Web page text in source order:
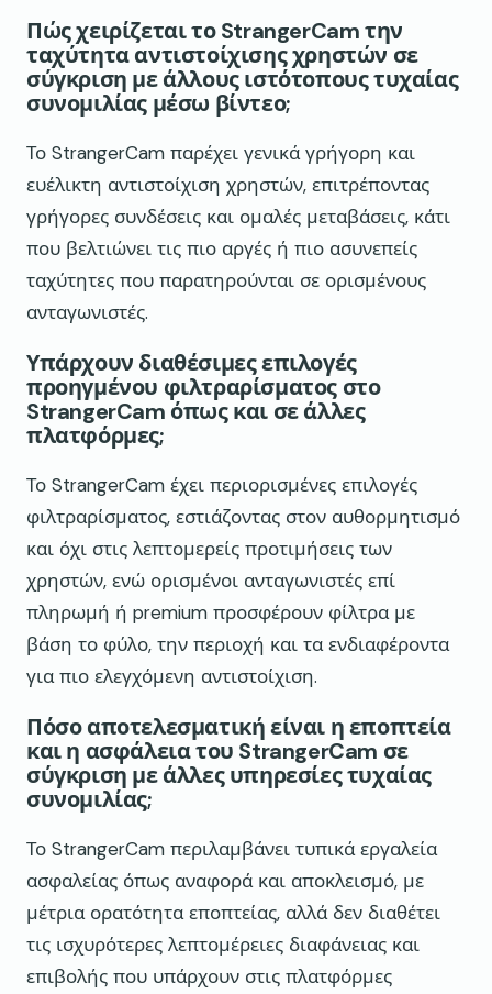
Πώς χειρίζεται το StrangerCam την
ταχύτητα αντιστοίχισης χρηστών σε
σύγκριση με άλλους ιστότοπους τυχαίας
συνομιλίας μέσω βίντεο;
Το StrangerCam παρέχει γενικά γρήγορη και
ευέλικτη αντιστοίχιση χρηστών, επιτρέποντας
γρήγορες συνδέσεις και ομαλές μεταβάσεις, κάτι
που βελτιώνει τις πιο αργές ή πιο ασυνεπείς
ταχύτητες που παρατηρούνται σε ορισμένους
ανταγωνιστές.
Υπάρχουν διαθέσιμες επιλογές
προηγμένου φιλτραρίσματος στο
StrangerCam όπως και σε άλλες
πλατφόρμες;
Το StrangerCam έχει περιορισμένες επιλογές
φιλτραρίσματος, εστιάζοντας στον αυθορμητισμό
και όχι στις λεπτομερείς προτιμήσεις των
χρηστών, ενώ ορισμένοι ανταγωνιστές επί
πληρωμή ή premium προσφέρουν φίλτρα με
βάση το φύλο, την περιοχή και τα ενδιαφέροντα
για πιο ελεγχόμενη αντιστοίχιση.
Πόσο αποτελεσματική είναι η εποπτεία
και η ασφάλεια του StrangerCam σε
σύγκριση με άλλες υπηρεσίες τυχαίας
συνομιλίας;
Το StrangerCam περιλαμβάνει τυπικά εργαλεία
ασφαλείας όπως αναφορά και αποκλεισμό, με
μέτρια ορατότητα εποπτείας, αλλά δεν διαθέτει
τις ισχυρότερες λεπτομέρειες διαφάνειας και
επιβολής που υπάρχουν στις πλατφόρμες